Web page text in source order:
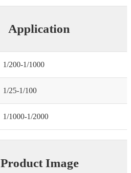
Application
1/200-1/1000
1/25-1/100
1/1000-1/2000
Product Image